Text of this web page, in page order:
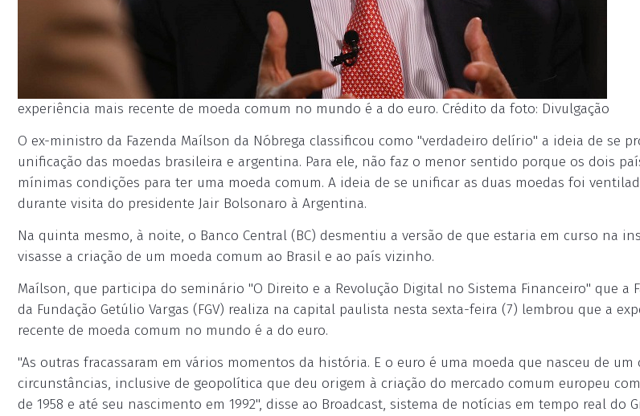
experiência mais recente de moeda comum no mundo é a do euro. Crédito da foto: Divulgação
O ex-ministro da Fazenda Maílson da Nóbrega classificou como "verdadeiro delírio" a ideia de se
unificação das moedas brasileira e argentina. Para ele, não faz o menor sentido porque os dois
mínimas condições para ter uma moeda comum. A ideia de se unificar as duas moedas foi
durante visita do presidente Jair Bolsonaro à Argentina.
Na quinta mesmo, à noite, o Banco Central (BC) desmentiu a versão de que estaria em curso na
visasse a criação de um moeda comum ao Brasil e ao país vizinho.
Maílson, que participa do seminário "O Direito e a Revolução Digital no Sistema Financeiro" que a
da Fundação Getúlio Vargas (FGV) realiza na capital paulista nesta sexta-feira (7) lembrou que a
recente de moeda comum no mundo é a do euro.
"As outras fracassaram em vários momentos da história. E o euro é uma moeda que nasceu de
circunstâncias, inclusive de geopolítica que deu origem à criação do mercado comum europeu
de 1958 e até seu nascimento em 1992", disse ao Broadcast, sistema de notícias em tempo real do